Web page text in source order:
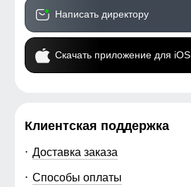
Написать директору
Скачать приложение для iOS
Клиентская поддержка
Доставка заказа
Способы оплаты